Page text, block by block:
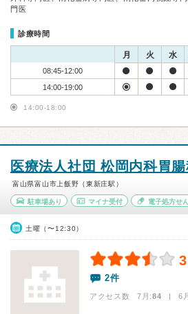
門医
診療時間
月 火 水
08:45-12:00
14:00-19:00
14:00-18:00
医療法人社団 松岡内科胃
富山県富山市上飯野（東新庄駅）
駐車場あり マイナ受付 電子処方せ
土曜（〜12:30）
2件
アクセス数 7月:84 | 6